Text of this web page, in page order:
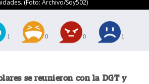
(Foto: Archivo/Soy502)
1 0 0 1
se reunieron con la DGT y